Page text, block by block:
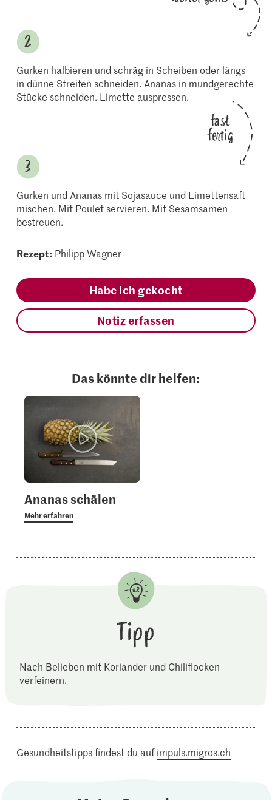
Gurken halbieren und schräg in Scheiben oder längs
in dünne Streifen schneiden. Ananas in mundgerechte
Stücke schneiden. Limette auspressen.
fast
fertig
Gurken und Ananas mit Sojasauce und Limettensaft
mischen. Mit Poulet servieren. Mit Sesamsamen
bestreuen.
Rezept: Philipp Wagner
Habe ich gekocht
Notiz erfassen
Das könnte dir helfen:
Ananas schälen
Mehr erfahren
Tipp
Nach Belieben mit Koriander und Chiliflocken
verfeinern.
Gesundheitstipps findest du aufimpuls.migros.ch